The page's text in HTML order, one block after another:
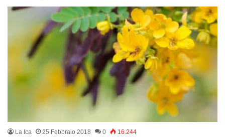
La Ica 25 Febbraio 2018 0 16.244